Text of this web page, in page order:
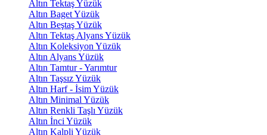
Altın Tektaş Yüzük
Altın Baget Yüzük
Altın Beştaş Yüzük
Altın Tektaş Alyans Yüzük
Altın Koleksiyon Yüzük
Altın Alyans Yüzük
Altın Tamtur - Yarımtur
Altın Taşsız Yüzük
Altın Harf - İsim Yüzük
Altın Minimal Yüzük
Altın Renkli Taşlı Yüzük
Altın İnci Yüzük
Altın Kalpli Yüzük